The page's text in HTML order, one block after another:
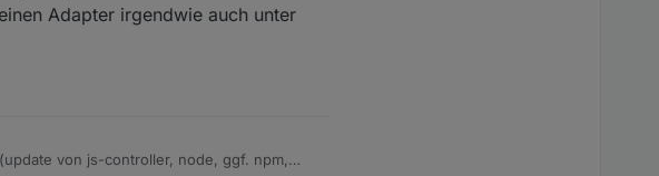
Adapter irgendwie auch unter
von js-controller, node, ggf. npm,